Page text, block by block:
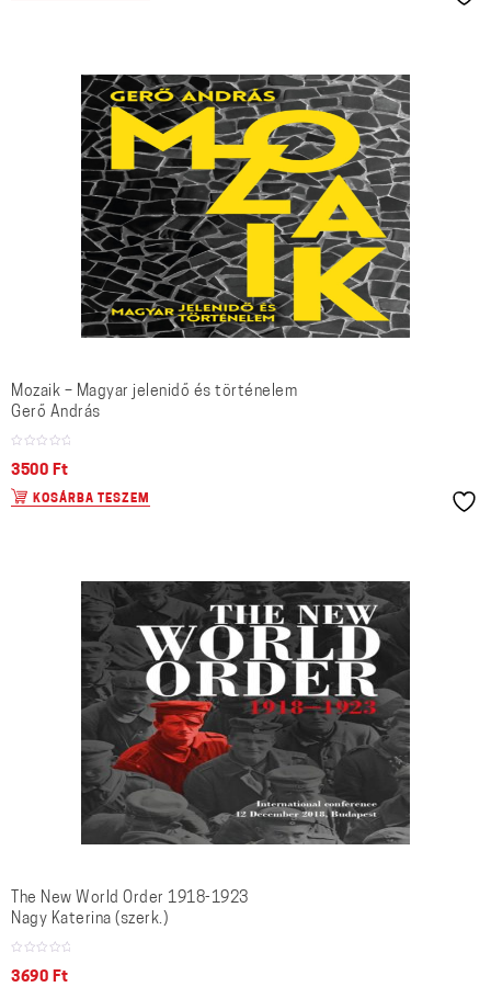
Mozaik – Magyar jelenidő és történelem
Gerő András
3500 Ft
KOSÁRBA TESZEM
The New World Order 1918-1923
Nagy Katerina (szerk.)
3690 Ft